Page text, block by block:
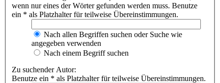
wenn nur eines der Wörter gefunden werden muss. Benutze
ein * als Platzhalter für teilweise Übereinstimmungen.
Nach allen Begriffen suchen oder Suche wie
angegeben verwenden
Nach einem Begriff suchen
Zu suchender Autor:
Benutze ein * als Platzhalter für teilweise Übereinstimmungen.